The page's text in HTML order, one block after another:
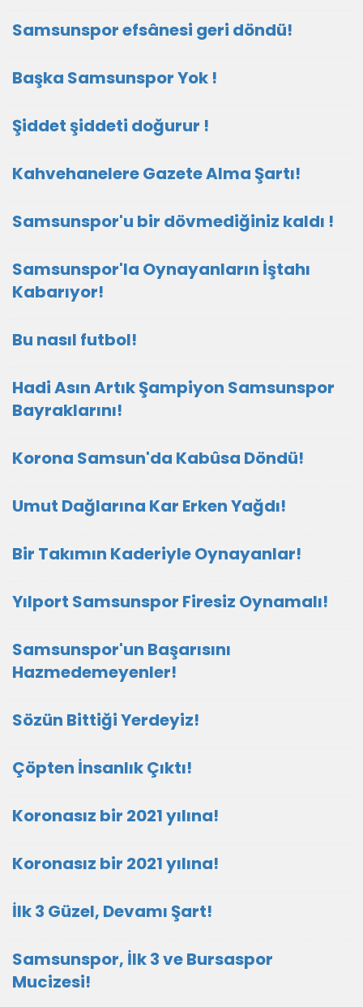
Samsunspor efsânesi geri döndü!
Başka Samsunspor Yok !
Şiddet şiddeti doğurur !
Kahvehanelere Gazete Alma Şartı!
Samsunspor'u bir dövmediğiniz kaldı !
Samsunspor'la Oynayanların İştahı
Kabarıyor!
Bu nasıl futbol!
Hadi Asın Artık Şampiyon Samsunspor
Bayraklarını!
Korona Samsun'da Kabûsa Döndü!
Umut Dağlarına Kar Erken Yağdı!
Bir Takımın Kaderiyle Oynayanlar!
Yılport Samsunspor Firesiz Oynamalı!
Samsunspor'un Başarısını
Hazmedemeyenler!
Sözün Bittiği Yerdeyiz!
Çöpten İnsanlık Çıktı!
Koronasız bir 2021 yılına!
Koronasız bir 2021 yılına!
İlk 3 Güzel, Devamı Şart!
Samsunspor, İlk 3 ve Bursaspor
Mucizesi!